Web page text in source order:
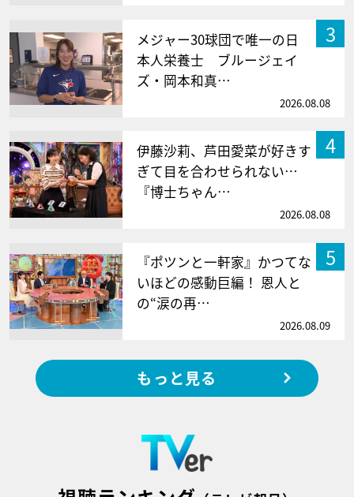
3
メジャー30球団で唯一の日
本人栄養士 ブルージェイ
ズ・岡本和真…
2026.08.08
4
伊藤沙莉、芦田愛菜が好きす
ぎて目を合わせられない…
『博士ちゃん…
2026.08.08
5
『ポツンと一軒家』かつてな
いほどの感動巨編！ 恩人と
の“涙の再…
2026.08.09
もっと見る